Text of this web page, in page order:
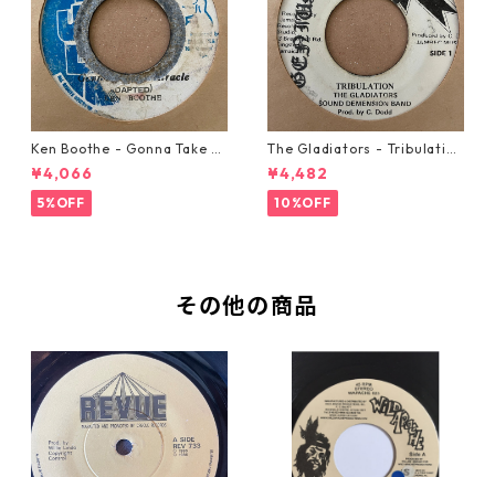
Ken Boothe - Gonna Take A
Miracle【7-21362】
¥4,066
5%OFF
The Gladiators - Tribulation
【7-21365】
¥4,482
10%OFF
その他の商品